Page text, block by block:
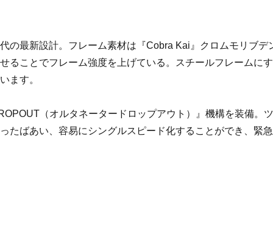
の最新設計。フレーム素材は『Cobra Kai』クロムモリブデ
ることでフレーム強度を上げている。スチールフレームにす
ます。
（オルタネータードロップアウト）』機構を装備。ツ
たばあい、容易にシングルスピード化することができ、緊急